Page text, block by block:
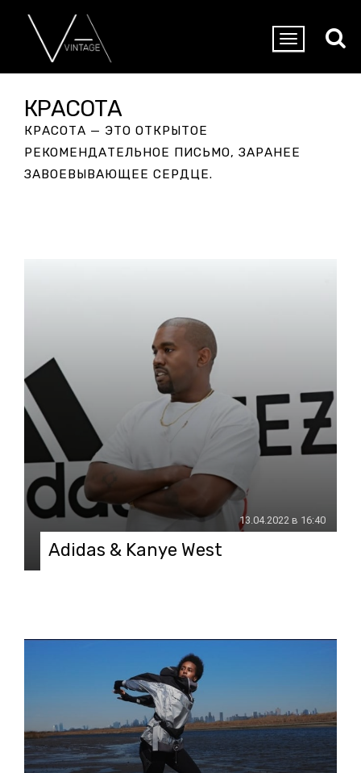
КРАСОТА
КРАСОТА — ЭТО ОТКРЫТОЕ
РЕКОМЕНДАТЕЛЬНОЕ ПИСЬМО, ЗАРАНЕЕ
ЗАВОЕВЫВАЮЩЕЕ СЕРДЦЕ.
13.04.2022 в 16:40
Аdidas & Kanye West